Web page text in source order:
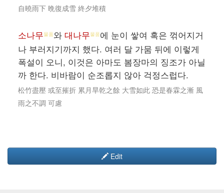
自曉雨下 晩復成雪 終夕堆積
소나무물품와 대나무물품에 눈이 쌓여 혹은 꺾어지거
나 부러지기까지 했다. 여러 달 가뭄 뒤에 이렇게
폭설이 오니, 이것은 아마도 봄장마의 징조가 아닐
까 한다. 비바람이 순조롭지 않아 걱정스럽다.
松竹盡壓 或至摧折 累月旱乾之餘 大雪如此 恐是春霖之漸 風
雨之不調 可慮
Edit